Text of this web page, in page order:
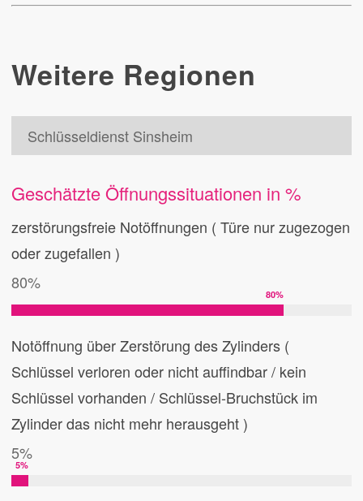
Weitere Regionen
Schlüsseldienst Sinsheim
Geschätzte Öffnungssituationen in %
zerstörungsfreie Notöffnungen ( Türe nur zugezogen
oder zugefallen )
80%
80%
Notöffnung über Zerstörung des Zylinders (
Schlüssel verloren oder nicht auffindbar / kein
Schlüssel vorhanden / Schlüssel-Bruchstück im
Zylinder das nicht mehr herausgeht )
5%
5%